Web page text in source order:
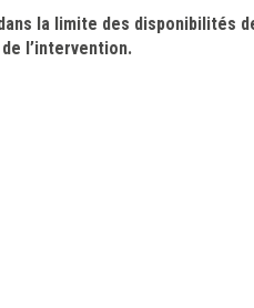
la limite des disponibilités
l’intervention.